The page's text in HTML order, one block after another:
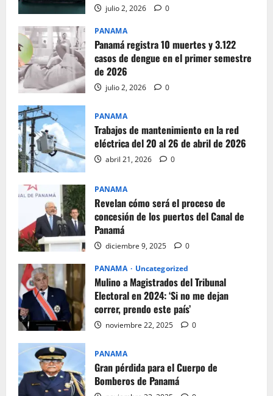
julio 2, 2026 0
PANAMA
Panamá registra 10 muertes y 3.122
casos de dengue en el primer semestre
de 2026
julio 2, 2026 0
PANAMA
Trabajos de mantenimiento en la red
eléctrica del 20 al 26 de abril de 2026
abril 21, 2026 0
PANAMA
Revelan cómo será el proceso de
concesión de los puertos del Canal de
Panamá
diciembre 9, 2025 0
PANAMA Uncategorized
Mulino a Magistrados del Tribunal
Electoral en 2024: ‘Si no me dejan
correr, prendo este país’
noviembre 22, 2025 0
PANAMA
Gran pérdida para el Cuerpo de
Bomberos de Panamá